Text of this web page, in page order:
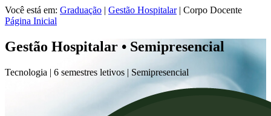
Você está em: Graduação | Gestão Hospitalar | Corpo Docente
Página Inicial
Gestão Hospitalar • Semipresencial
Tecnologia | 6 semestres letivos | Semipresencial